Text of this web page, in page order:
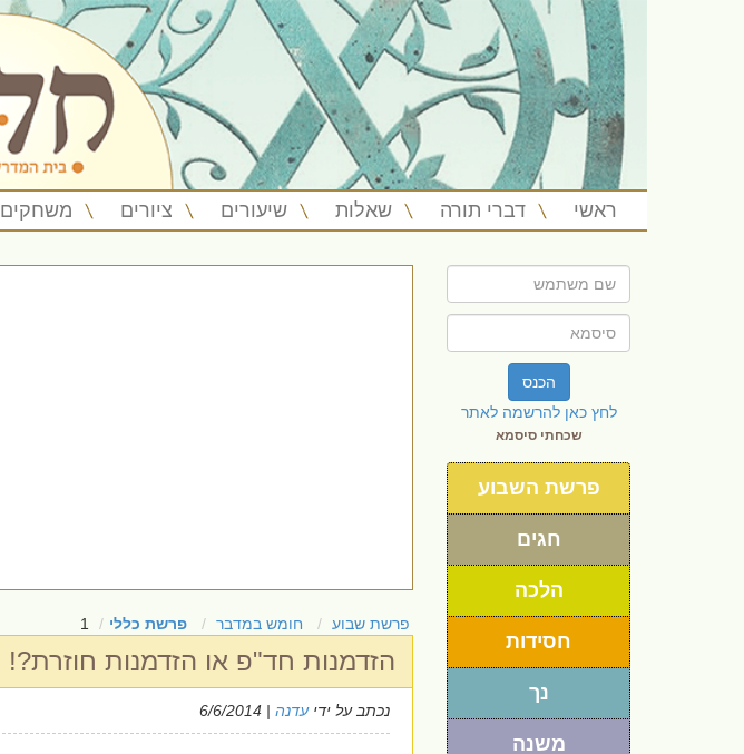
ראשי דברי תורה שאלות שיעורים ציורים משחקים
הכנס
לחץ כאן להרשמה לאתר
שכחתי סיסמא
פרשת השבוע
חגים
הלכה
חסידות
נך
משנה
פרשת שבוע חומש במדבר פרשת כללי 1
הזדמנות חד"פ או הזדמנות חוזרת?!
נכתב על ידיעדנה | 6/6/2014